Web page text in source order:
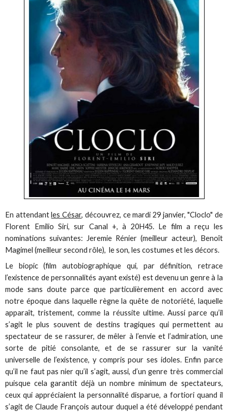
En attendantles César, découvrez, ce mardi 29 janvier, "Cloclo" de
Florent Emilio Siri, sur Canal +, à 20H45. Le film a reçu les
nominations suivantes: Jeremie Rénier (meilleur acteur), Benoît
Magimel (meilleur second rôle), le son, les costumes et les décors.
Le biopic (film autobiographique qui, par définition, retrace
l’existence de personnalités ayant existé) est devenu un genre à la
mode sans doute parce que particulièrement en accord avec
notre époque dans laquelle règne la quête de notoriété, laquelle
apparaît, tristement, comme la réussite ultime. Aussi parce qu’il
s’agit le plus souvent de destins tragiques qui permettent au
spectateur de se rassurer, de mêler à l’envie et l’admiration, une
sorte de pitié consolante, et de se rassurer sur la vanité
universelle de l’existence, y compris pour ses idoles. Enfin parce
qu’il ne faut pas nier qu’il s’agit, aussi, d’un genre très commercial
puisque cela garantit déjà un nombre minimum de spectateurs,
ceux qui appréciaient la personnalité disparue, a fortiori quand il
s’agit de Claude François autour duquel a été développé pendant